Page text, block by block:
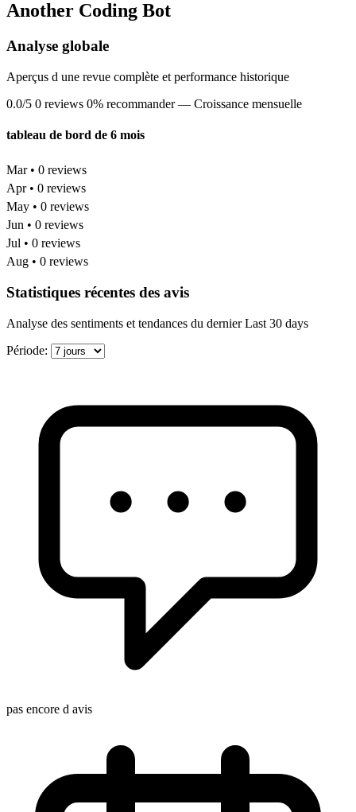
Another Coding Bot
Analyse globale
Aperçus d une revue complète et performance historique
0.0/5 0 reviews 0% recommander — Croissance mensuelle
tableau de bord de 6 mois
Mar • 0 reviews
Apr • 0 reviews
May • 0 reviews
Jun • 0 reviews
Jul • 0 reviews
Aug • 0 reviews
Statistiques récentes des avis
Analyse des sentiments et tendances du dernier Last 30 days
Période:
pas encore d avis